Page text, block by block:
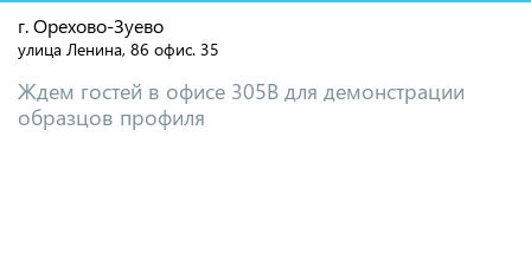
г. Орехово-Зуево
улица Ленина, 86 офис. 35
Ждем гостей в офисе 305В для демонстрации
образцов профиля